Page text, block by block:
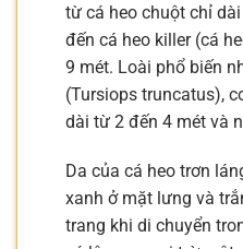
từ cá heo chuột chỉ
đến cá heo killer (cá
9 mét. Loài phổ biến
(Tursiops truncatus),
dài từ 2 đến 4 mét và
Da của cá heo trơn
xanh ở mặt lưng và
trang khi di chuyển